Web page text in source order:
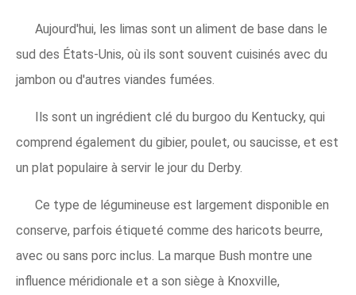
Aujourd'hui, les limas sont un aliment de base dans le
sud des États-Unis, où ils sont souvent cuisinés avec du
jambon ou d'autres viandes fumées.
Ils sont un ingrédient clé du burgoo du Kentucky, qui
comprend également du gibier, poulet, ou saucisse, et est
un plat populaire à servir le jour du Derby.
Ce type de légumineuse est largement disponible en
conserve, parfois étiqueté comme des haricots beurre,
avec ou sans porc inclus. La marque Bush montre une
influence méridionale et a son siège à Knoxville,